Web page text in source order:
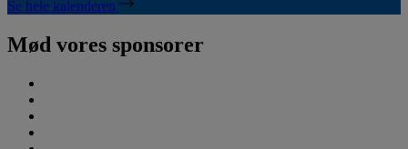
Se hele kalenderen
Mød vores sponsorer